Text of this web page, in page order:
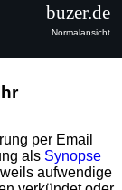
per Email
als Synopse
aufwendige
buzer.de
Normalansicht